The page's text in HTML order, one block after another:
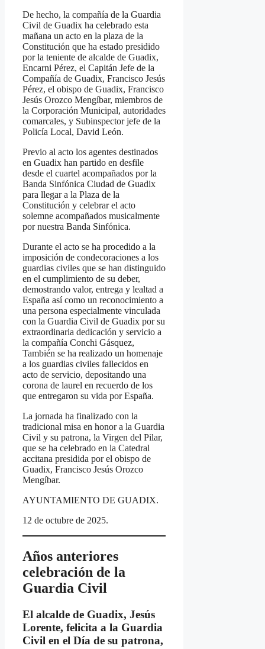
De hecho, la compañía de la Guardia
Civil de Guadix ha celebrado esta
mañana un acto en la plaza de la
Constitución que ha estado presidido
por la teniente de alcalde de Guadix,
Encarni Pérez, el Capitán Jefe de la
Compañía de Guadix, Francisco Jesús
Pérez, el obispo de Guadix, Francisco
Jesús Orozco Mengíbar, miembros de
la Corporación Municipal, autoridades
comarcales, y Subinspector jefe de la
Policía Local, David León.
Previo al acto los agentes destinados
en Guadix han partido en desfile
desde el cuartel acompañados por la
Banda Sinfónica Ciudad de Guadix
para llegar a la Plaza de la
Constitución y celebrar el acto
solemne acompañados musicalmente
por nuestra Banda Sinfónica.
Durante el acto se ha procedido a la
imposición de condecoraciones a los
guardias civiles que se han distinguido
en el cumplimiento de su deber,
demostrando valor, entrega y lealtad a
España así como un reconocimiento a
una persona especialmente vinculada
con la Guardia Civil de Guadix por su
extraordinaria dedicación y servicio a
la compañía Conchi Gásquez,
También se ha realizado un homenaje
a los guardias civiles fallecidos en
acto de servicio, depositando una
corona de laurel en recuerdo de los
que entregaron su vida por España.
La jornada ha finalizado con la
tradicional misa en honor a la Guardia
Civil y su patrona, la Virgen del Pilar,
que se ha celebrado en la Catedral
accitana presidida por el obispo de
Guadix, Francisco Jesús Orozco
Mengíbar.
AYUNTAMIENTO DE GUADIX.
12 de octubre de 2025.
Años anteriores
celebración de la
Guardia Civil
El alcalde de Guadix, Jesús
Lorente, felicita a la Guardia
Civil en el Día de su patrona,